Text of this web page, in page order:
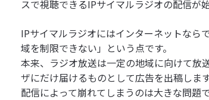
スで視聴できるIPサイマルラジオの配信が
IPサイマルラジオにはインターネットなら
域を制限できない」という点です。
本来、ラジオ放送は一定の地域に向けて放
ザにだけ届けるものとして広告を出稿しま
配信によって崩れてしまうのは大きな問題で